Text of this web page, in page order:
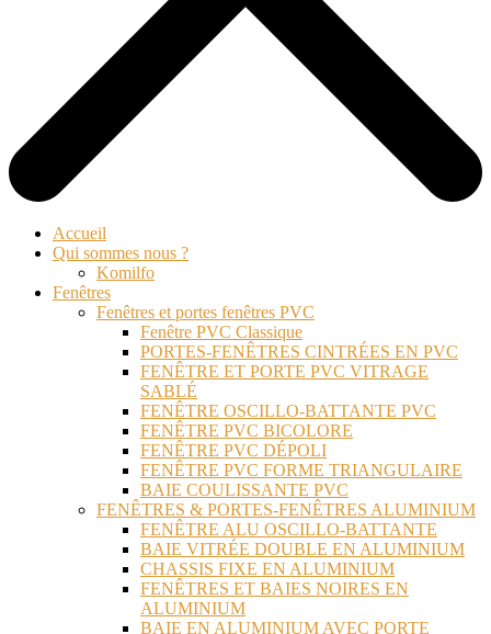
Accueil
Qui sommes nous ?
Komilfo
Fenêtres
Fenêtres et portes fenêtres PVC
Fenêtre PVC Classique
PORTES-FENÊTRES CINTRÉES EN PVC
FENÊTRE ET PORTE PVC VITRAGE
SABLÉ
FENÊTRE OSCILLO-BATTANTE PVC
FENÊTRE PVC BICOLORE
FENÊTRE PVC DÉPOLI
FENÊTRE PVC FORME TRIANGULAIRE
BAIE COULISSANTE PVC
FENÊTRES & PORTES-FENÊTRES ALUMINIUM
FENÊTRE ALU OSCILLO-BATTANTE
BAIE VITRÉE DOUBLE EN ALUMINIUM
CHASSIS FIXE EN ALUMINIUM
FENÊTRES ET BAIES NOIRES EN
ALUMINIUM
BAIE EN ALUMINIUM AVEC PORTE